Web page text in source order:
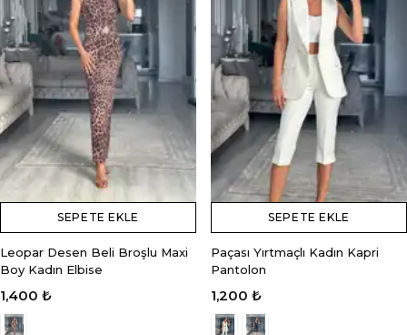
SEPETE EKLE
Leopar Desen Beli Broşlu Maxi
Boy Kadın Elbise
1,400 ₺
SEPETE EKLE
Paçası Yırtmaçlı Kadın Kapri
Pantolon
1,200 ₺